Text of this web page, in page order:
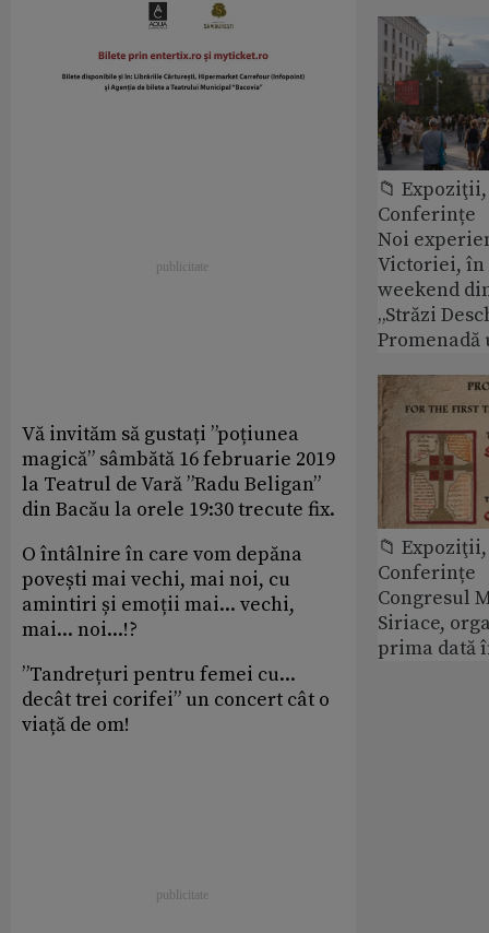
Vă invităm să gustați ”poțiunea
magică” sâmbătă 16 februarie 2019
la Teatrul de Vară ”Radu Beligan”
din Bacău la orele 19:30 trecute fix.
O întâlnire în care vom depăna
povești mai vechi, mai noi, cu
amintiri și emoții mai... vechi,
mai... noi...!?
”Tandrețuri pentru femei cu...
decât trei corifei” un concert cât o
viață de om!
📁
Conferințe
Noi
Victoriei,
weekend
„Străzi
Promenadă
📁
Conferințe
Congresul
Siriace,
prima dată